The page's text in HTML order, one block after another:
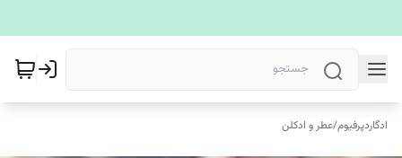
ادگاردپرفیوم/عطر و ادکلن